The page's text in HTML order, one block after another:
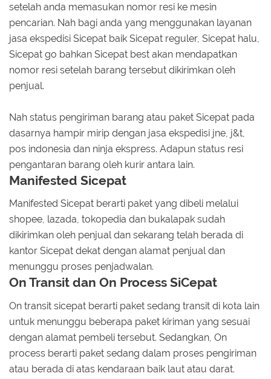
setelah anda memasukan nomor resi ke mesin
pencarian. Nah bagi anda yang menggunakan layanan
jasa ekspedisi Sicepat baik Sicepat reguler, Sicepat halu,
Sicepat go bahkan Sicepat best akan mendapatkan
nomor resi setelah barang tersebut dikirimkan oleh
penjual.
Nah status pengiriman barang atau paket Sicepat pada
dasarnya hampir mirip dengan jasa ekspedisi jne, j&t,
pos indonesia dan ninja ekspress. Adapun status resi
pengantaran barang oleh kurir antara lain.
Manifested Sicepat
Manifested Sicepat berarti paket yang dibeli melalui
shopee, lazada, tokopedia dan bukalapak sudah
dikirimkan oleh penjual dan sekarang telah berada di
kantor Sicepat dekat dengan alamat penjual dan
menunggu proses penjadwalan.
On Transit dan On Process SiCepat
On transit sicepat berarti paket sedang transit di kota lain
untuk menunggu beberapa paket kiriman yang sesuai
dengan alamat pembeli tersebut. Sedangkan, On
process berarti paket sedang dalam proses pengiriman
atau berada di atas kendaraan baik laut atau darat.